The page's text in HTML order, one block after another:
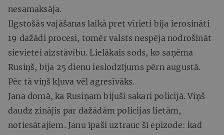
nesamaksāja.
Ilgstošās vajāšanas laikā pret vīrieti bija ierosināti
19 dažādi procesi, tomēr valsts nespēja nodrošināt
sievietei aizstāvību. Lielākais sods, ko saņēma
Rusiņš, bija 25 dienu ieslodzījums pērn augustā.
Pēc tā viņš kļuva vēl agresīvāks.
Jana domā, ka Rusiņam bijuši sakari policijā. Viņš
daudz zinājis par dažādām policijas lietām,
notiesātajiem . Janu īpaši uztrauc šī epizode: kad